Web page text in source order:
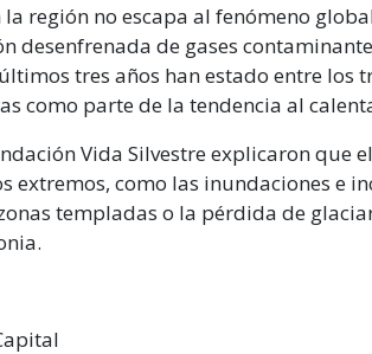
la región no escapa al fenómeno
desenfrenada de gases
tres años han estado entre los
como parte de la tendencia al
Vida Silvestre explicaron que
extremos, como las inundaciones e
templadas o la pérdida de